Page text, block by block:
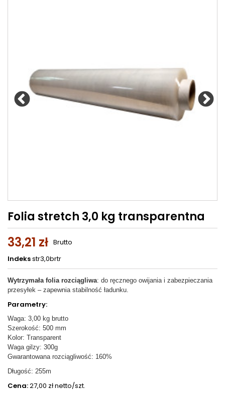
Folia stretch 3,0 kg transparentna
33,21 zł Brutto
Indeksstr3,0brtr
Wytrzymała folia rozciągliwa: do ręcznego owijania i zabezpieczania
przesyłek – zapewnia stabilność ładunku.
Parametry:
Waga: 3,00 kg brutto
Szerokość: 500 mm
Kolor: Transparent
Waga gilzy: 300g
Gwarantowana rozciągliwość: 160%
Długość: 255m
Cena:27,00 zł netto/szt.